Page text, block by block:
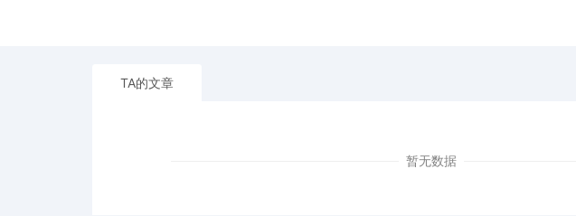
TA的文章
暂无数据